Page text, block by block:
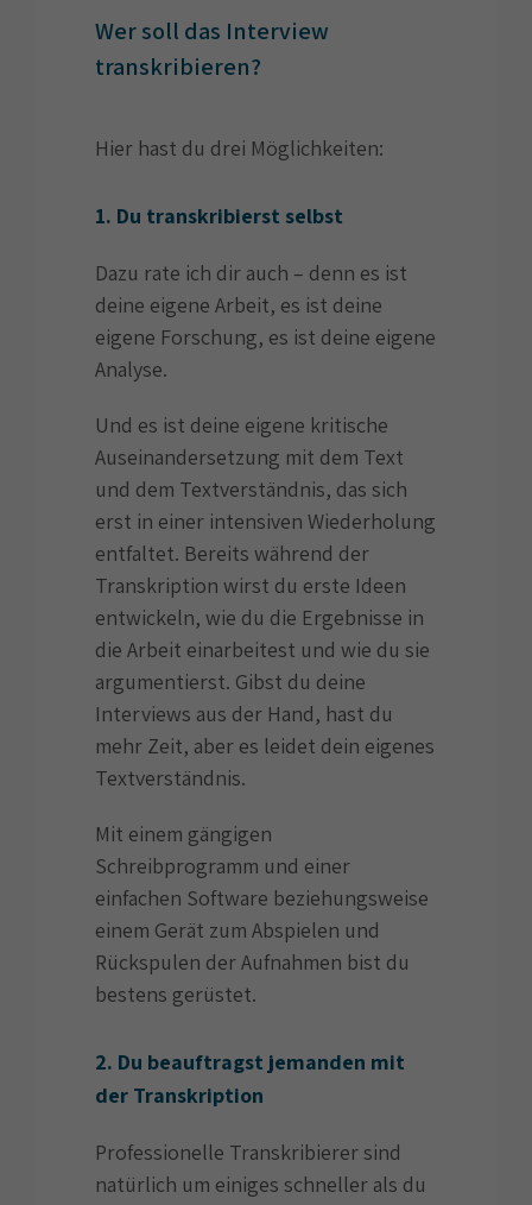
Wer soll das Interview
transkribieren?
Hier hast du drei Möglichkeiten:
1. Du transkribierst selbst
Dazu rate ich dir auch – denn es ist
deine eigene Arbeit, es ist deine
eigene Forschung, es ist deine eigene
Analyse.
Und es ist deine eigene kritische
Auseinandersetzung mit dem Text
und dem Textverständnis, das sich
erst in einer intensiven Wiederholung
entfaltet. Bereits während der
Transkription wirst du erste Ideen
entwickeln, wie du die Ergebnisse in
die Arbeit einarbeitest und wie du sie
argumentierst. Gibst du deine
Interviews aus der Hand, hast du
mehr Zeit, aber es leidet dein eigenes
Textverständnis.
Mit einem gängigen
Schreibprogramm und einer
einfachen Software beziehungsweise
einem Gerät zum Abspielen und
Rückspulen der Aufnahmen bist du
bestens gerüstet.
2. Du beauftragst jemanden mit
der Transkription
Professionelle Transkribierer sind
natürlich um einiges schneller als du